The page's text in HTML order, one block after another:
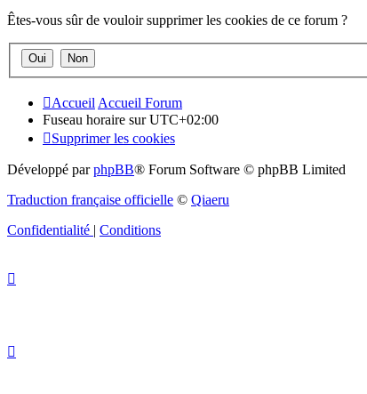
Êtes-vous sûr de vouloir supprimer les cookies de ce forum ?
Accueil Accueil Forum
Fuseau horaire surUTC+02:00
Supprimer les cookies
Développé parphpBB® Forum Software © phpBB Limited
Traduction française officielle © Qiaeru
Confidentialité | Conditions